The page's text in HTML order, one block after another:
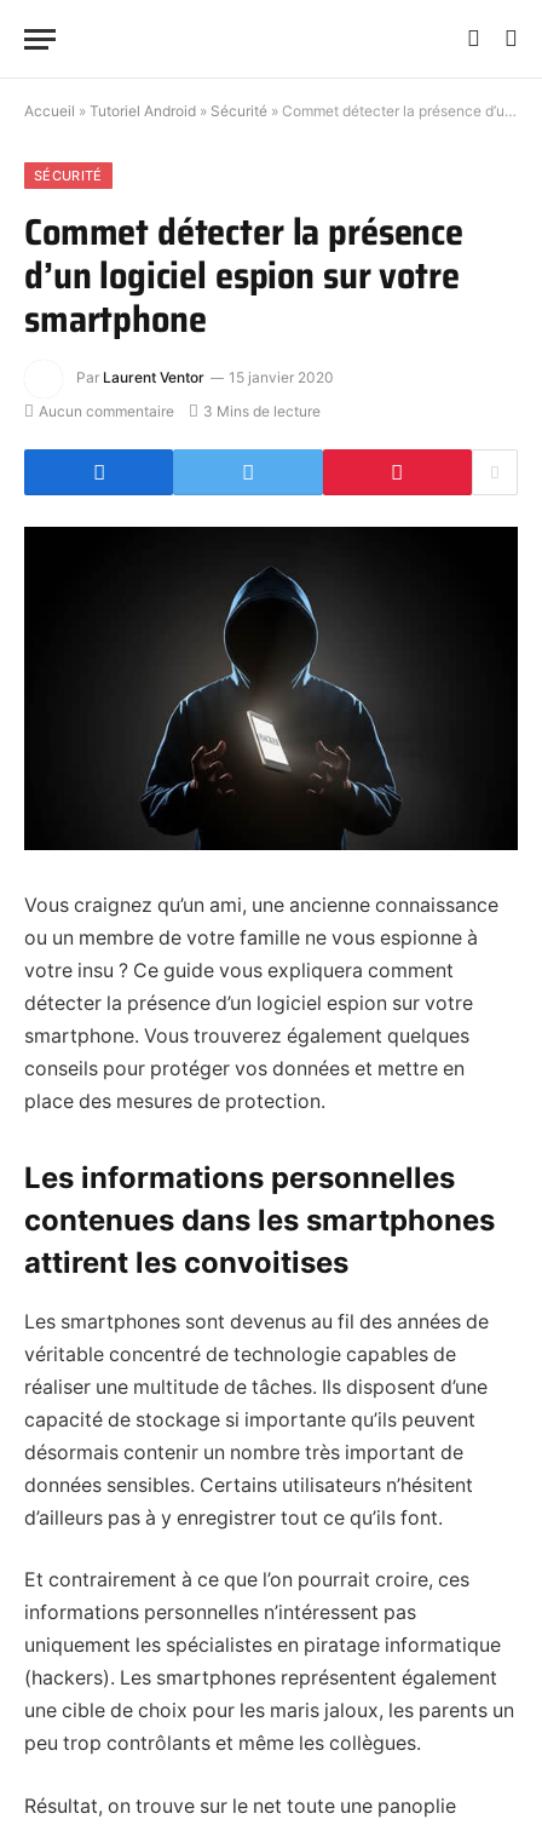
Accueil » Tutoriel Android » Sécurité » Commet détecter la présence d’un logiciel espion sur votre smartphone
SÉCURITÉ
Commet détecter la présence
d’un logiciel espion sur votre
smartphone
Par Laurent Ventor
15 janvier 2020
Aucun commentaire
3 Mins de lecture
Vous craignez qu’un ami, une ancienne connaissance
ou un membre de votre famille ne vous espionne à
votre insu ? Ce guide vous expliquera comment
détecter la présence d’un logiciel espion sur votre
smartphone. Vous trouverez également quelques
conseils pour protéger vos données et mettre en
place des mesures de protection.
Les informations personnelles
contenues dans les smartphones
attirent les convoitises
Les smartphones sont devenus au fil des années de
véritable concentré de technologie capables de
réaliser une multitude de tâches. Ils disposent d’une
capacité de stockage si importante qu’ils peuvent
désormais contenir un nombre très important de
données sensibles. Certains utilisateurs n’hésitent
d’ailleurs pas à y enregistrer tout ce qu’ils font.
Et contrairement à ce que l’on pourrait croire, ces
informations personnelles n’intéressent pas
uniquement les spécialistes en piratage informatique
(hackers). Les smartphones représentent également
une cible de choix pour les maris jaloux, les parents un
peu trop contrôlants et même les collègues.
Résultat, on trouve sur le net toute une panoplie